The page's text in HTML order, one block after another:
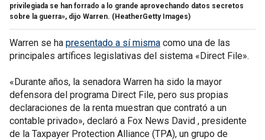
privilegiada se han forrado a lo grande aprovechando datos secretos
sobre la guerra», dijo Warren. (HeatherGetty Images)
Warren se ha presentado a sí misma como una de las
principales artífices legislativas del sistema «Direct File».
«Durante años, la senadora Warren ha sido la mayor
defensora del programa Direct File, pero sus propias
declaraciones de la renta muestran que contrató a un
contable privado», declaró a Fox News David , presidente
de la Taxpayer Protection Alliance (TPA), un grupo de